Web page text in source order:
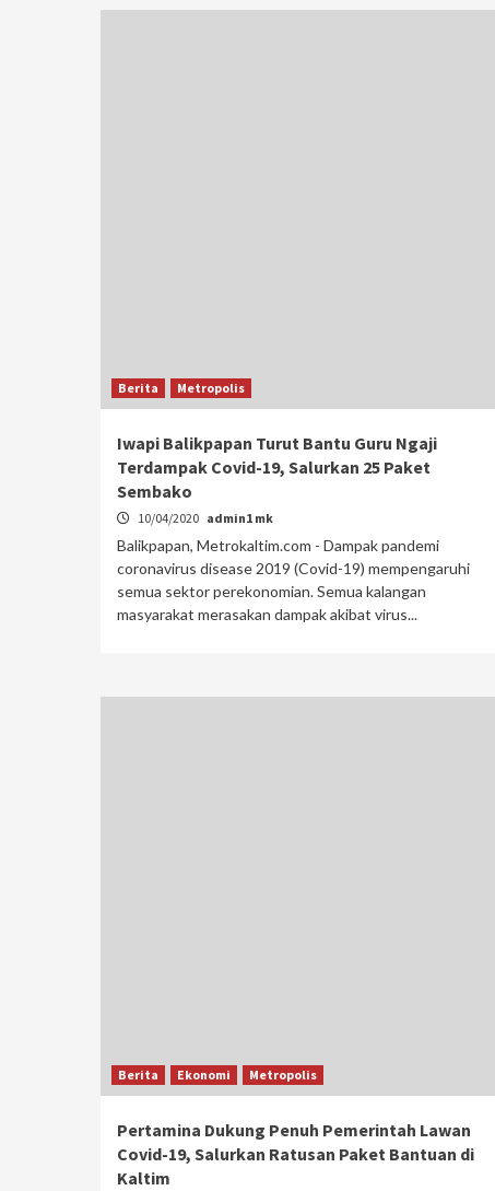
Berita Metropolis
Iwapi Balikpapan Turut Bantu Guru Ngaji
Terdampak Covid-19, Salurkan 25 Paket
Sembako
10/04/2020 admin1 mk
Balikpapan, Metrokaltim.com - Dampak pandemi
coronavirus disease 2019 (Covid-19) mempengaruhi
semua sektor perekonomian. Semua kalangan
masyarakat merasakan dampak akibat virus...
Berita Ekonomi Metropolis
Pertamina Dukung Penuh Pemerintah Lawan
Covid-19, Salurkan Ratusan Paket Bantuan di
Kaltim